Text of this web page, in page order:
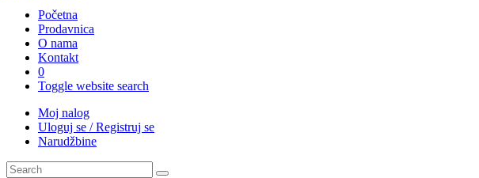
Početna
Prodavnica
O nama
Kontakt
0
Toggle website search
Moj nalog
Uloguj se / Registruj se
Narudžbine